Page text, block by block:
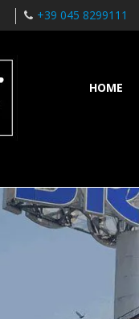
+39 045 8299111
HOME